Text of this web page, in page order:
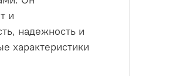
и
надежность и
характеристики